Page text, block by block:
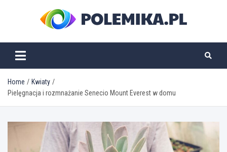
polemika.pl
Home
Kwiaty
Pielęgnacja i rozmnażanie Senecio Mount Everest w domu